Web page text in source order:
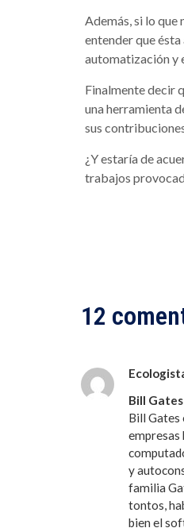
Además, si lo que
entender que
automatización y
Finalmente decir
una herramienta
sus
¿Y estaría de
trabajos
12
Bill
Bill Gates
empresas
y
familia
tontos,
bien el